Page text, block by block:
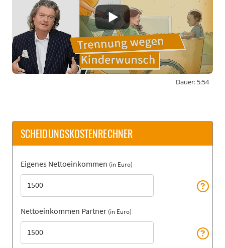
transmit data to this third party.
Video laden
Dauer: 5:54
SCHEIDUNGSKOSTENRECHNER
Eigenes Nettoeinkommen (in Euro)
Nettoeinkommen Partner (in Euro)